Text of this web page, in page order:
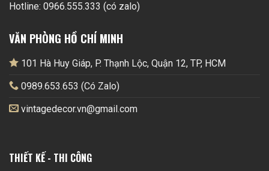
Hotline: 0966.555.333 (có zalo)
VĂN PHÒNG HỒ CHÍ MINH
101 Hà Huy Giáp, P. Thạnh Lộc, Quận 12, TP, HCM
0989.653.653 (Có Zalo)
vintagedecor.vn@gmail.com
THIẾT KẾ - THI CÔNG